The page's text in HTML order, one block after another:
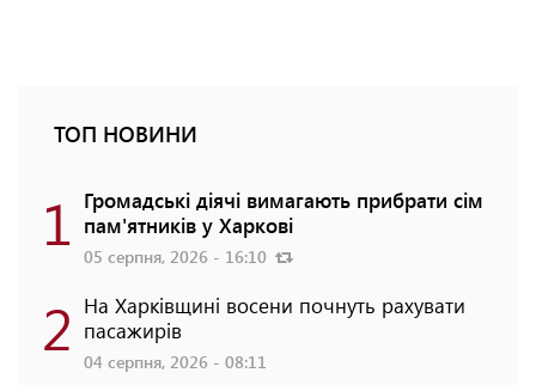
ТОП НОВИНИ
1 Громадські діячі вимагають прибрати сім
пам'ятників у Харкові
05 серпня, 2026 - 16:10
2 На Харківщині восени почнуть рахувати
пасажирів
04 серпня, 2026 - 08:11